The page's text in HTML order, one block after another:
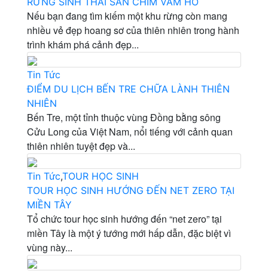
Nếu bạn đang tìm kiếm một khu rừng còn mang
nhiều vẻ đẹp hoang sơ của thiên nhiên trong hành
trình khám phá cảnh đẹp...
Tin Tức
ĐIỂM DU LỊCH BẾN TRE CHỮA LÀNH THIÊN
NHIÊN
Bến Tre, một tỉnh thuộc vùng Đồng bằng sông
Cửu Long của Việt Nam, nổi tiếng với cảnh quan
thiên nhiên tuyệt đẹp và...
Tin Tức,TOUR HỌC SINH
TOUR HỌC SINH HƯỚNG ĐẾN NET ZERO TẠI
MIỀN TÂY
Tổ chức tour học sinh hướng đến “net zero” tại
miền Tây là một ý tướng mới hấp dẫn, đặc biệt vì
vùng này...